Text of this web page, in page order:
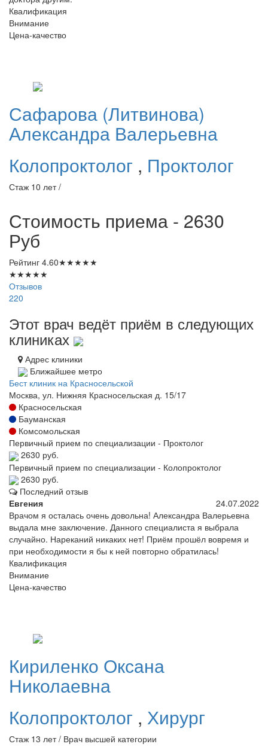
Квалификация
Внимание
Цена-качество
Сафарова (Литвинова)
Александра Валерьевна
Колопроктолог , Проктолог
Стаж 10 лет /
Стоимость приема - 2630
Руб
Рейтинг 4.60★★★★★
★★★★★
Отзывов
220
Этот врач ведёт приём в следующих
клиниках
Адрес клиники
Ближайшее метро
Бест клиник на Красносельской
Москва, ул. Нижняя Красносельская д. 15/17
Красносельская
Бауманская
Комсомольская
Первичный прием по специализации - Проктолог
2630 руб.
Первичный прием по специализации - Колопроктолог
2630 руб.
Последний отзыв
Евгения
24.07.2022
Врачом я осталась очень довольна! Александра Валерьевна
выдала мне заключение. Данного специалиста я выбрала
случайно. Нареканий никаких нет! Приём прошёл вовремя и
при необходимости я бы к ней повторно обратилась!
Квалификация
Внимание
Цена-качество
Кириленко Оксана
Николаевна
Колопроктолог , Хирург
Стаж 13 лет / Врач высшей категории